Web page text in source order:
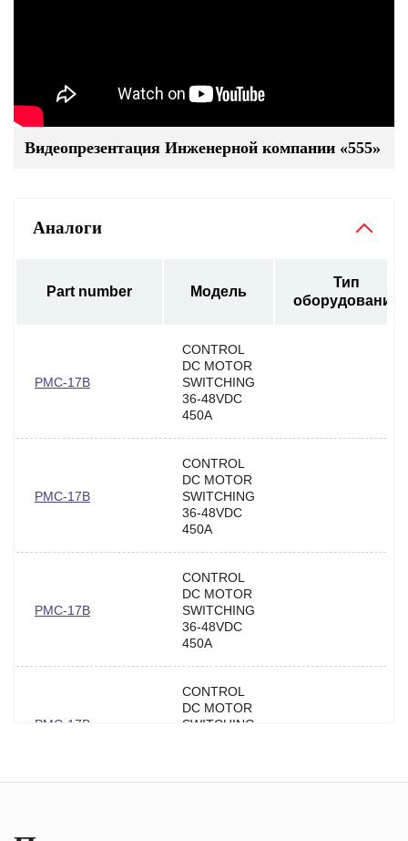
Видеопрезентация Инженерной компании «555»
Аналоги
Part number Модель
Тип
оборудования
PMC-17B
CONTROL
DC MOTOR
SWITCHING
36-48VDC
450A
PMC-17B
CONTROL
DC MOTOR
SWITCHING
36-48VDC
450A
PMC-17B
CONTROL
DC MOTOR
SWITCHING
36-48VDC
450A
PMC-17B
CONTROL
DC MOTOR
SWITCHING